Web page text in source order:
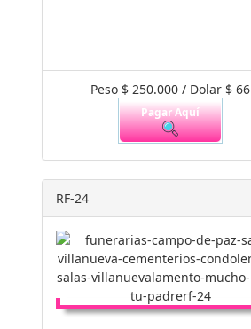
Peso $ 250.000 / Dolar $ 66
Pagar Aquí
RF-24